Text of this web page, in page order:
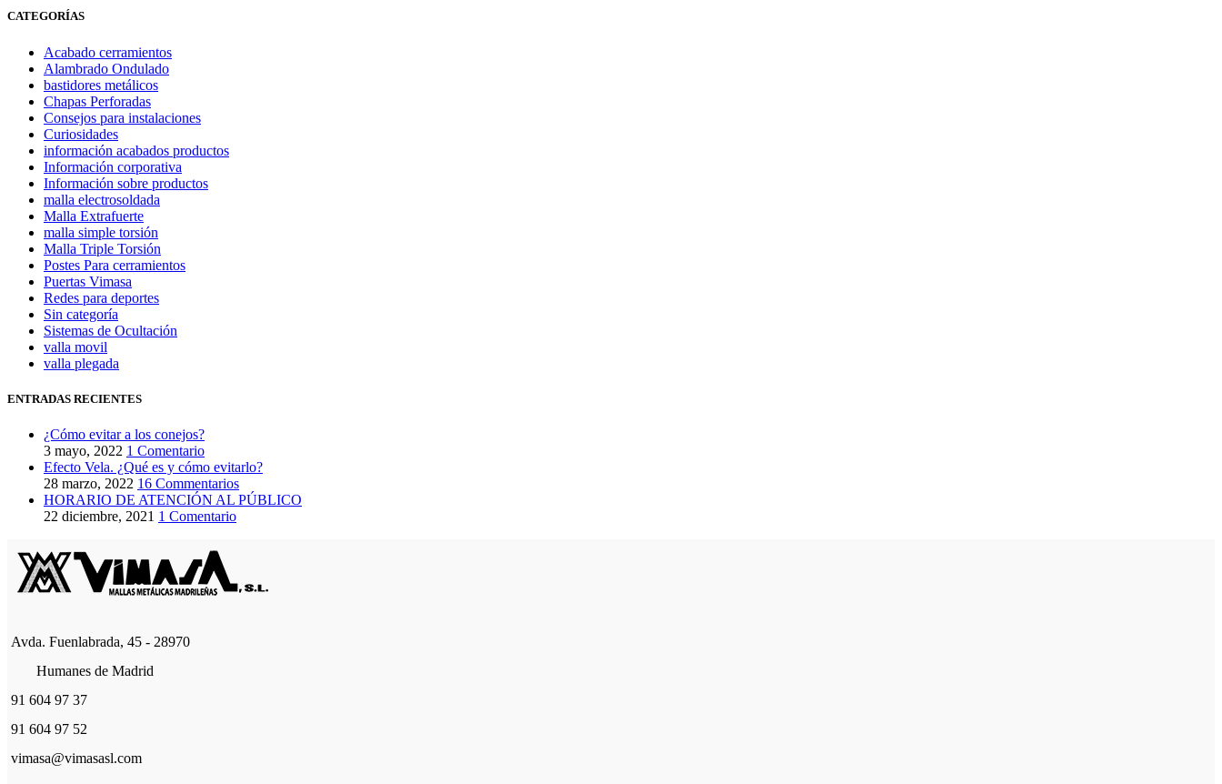
CATEGORÍAS
Acabado cerramientos
Alambrado Ondulado
bastidores metálicos
Chapas Perforadas
Consejos para instalaciones
Curiosidades
información acabados productos
Información corporativa
Información sobre productos
malla electrosoldada
Malla Extrafuerte
malla simple torsión
Malla Triple Torsión
Postes Para cerramientos
Puertas Vimasa
Redes para deportes
Sin categoría
Sistemas de Ocultación
valla movil
valla plegada
ENTRADAS RECIENTES
¿Cómo evitar a los conejos?
3 mayo, 2022 1 Comentario
Efecto Vela. ¿Qué es y cómo evitarlo?
28 marzo, 2022 16 Commentarios
HORARIO DE ATENCIÓN AL PÚBLICO
22 diciembre, 2021 1 Comentario
Avda. Fuenlabrada, 45 - 28970
Humanes de Madrid
91 604 97 37
91 604 97 52
vimasa@vimasasl.com